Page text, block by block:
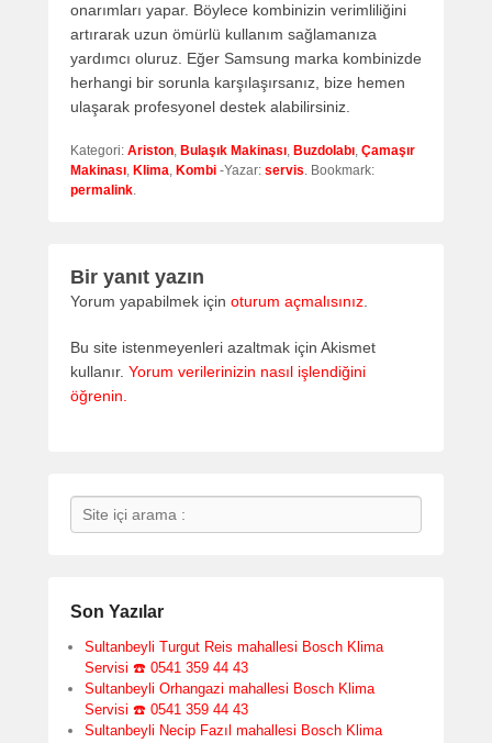
onarımları yapar. Böylece kombinizin verimliliğini
artırarak uzun ömürlü kullanım sağlamanıza
yardımcı oluruz. Eğer Samsung marka kombinizde
herhangi bir sorunla karşılaşırsanız, bize hemen
ulaşarak profesyonel destek alabilirsiniz.
Kategori: Ariston, Bulaşık Makinası, Buzdolabı, Çamaşır
Makinası, Klima, Kombi -Yazar: servis. Bookmark:
permalink.
Bir yanıt yazın
Yorum yapabilmek için oturum açmalısınız
Bu site istenmeyenleri azaltmak için Akismet
kullanır. Yorum verilerinizin nasıl işlendiğini
öğrenin.
Search
Son Yazılar
Sultanbeyli Turgut Reis mahallesi Bosch Klima
Servisi ☎️ 0541 359 44 43
Sultanbeyli Orhangazi mahallesi Bosch Klima
Servisi ☎️ 0541 359 44 43
Sultanbeyli Necip Fazıl mahallesi Bosch Klima